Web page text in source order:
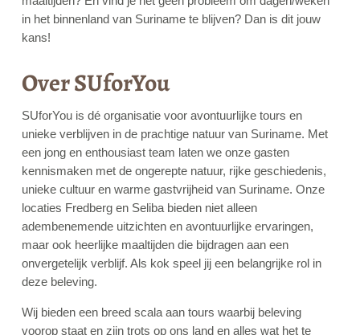
in het binnenland van Suriname te blijven? Dan is dit jouw
kans!
Over SUforYou
SUforYou is dé organisatie voor avontuurlijke tours en
unieke verblijven in de prachtige natuur van Suriname. Met
een jong en enthousiast team laten we onze gasten
kennismaken met de ongerepte natuur, rijke geschiedenis,
unieke cultuur en warme gastvrijheid van Suriname. Onze
locaties Fredberg en Seliba bieden niet alleen
adembenemende uitzichten en avontuurlijke ervaringen,
maar ook heerlijke maaltijden die bijdragen aan een
onvergetelijk verblijf. Als kok speel jij een belangrijke rol in
deze beleving.
Wij bieden een breed scala aan tours waarbij beleving
voorop staat en zijn trots op ons land en alles wat het te